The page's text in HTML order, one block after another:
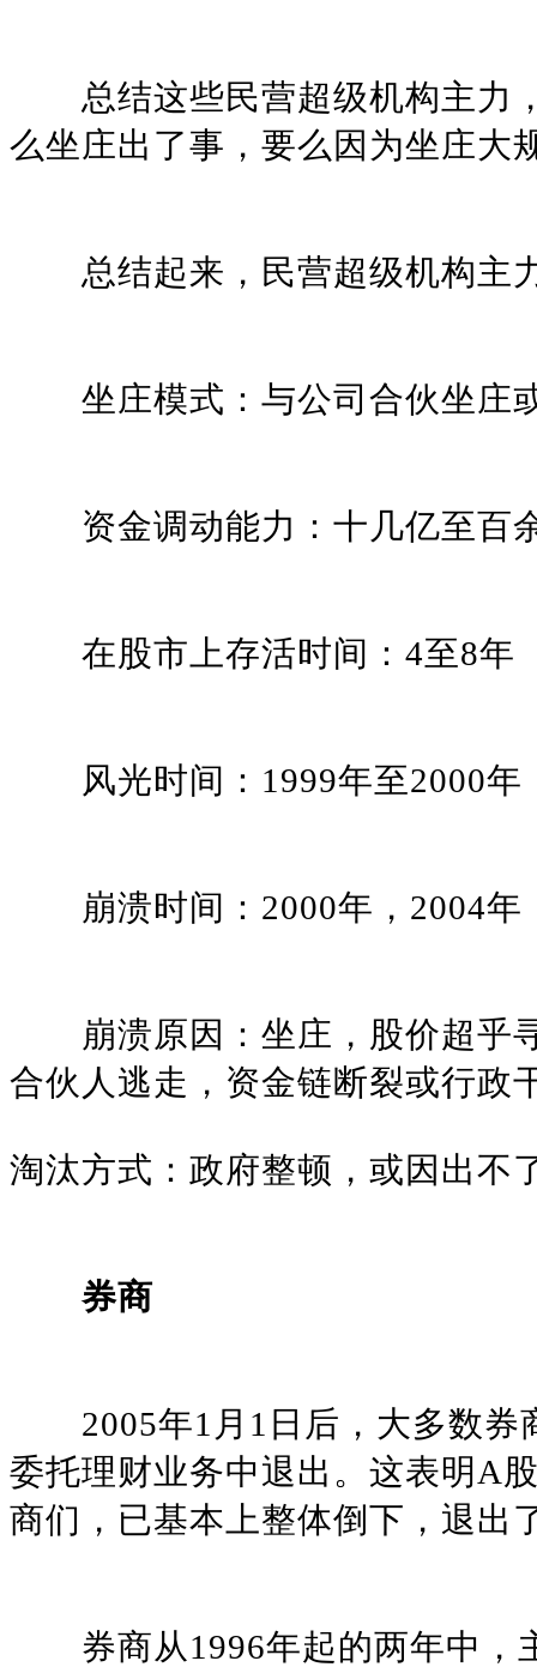
总结这些民营超级机构主力
么坐庄出了事，要么因为坐庄大
总结起来，民营超级机构主
坐庄模式：与公司合伙坐庄
资金调动能力：十几亿至百
在股市上存活时间：4至8年
风光时间：1999年至2000年
崩溃时间：2000年，2004年
崩溃原因：坐庄，股价超乎
合伙人逃走，资金链断裂或行政
淘汰方式：政府整顿，或因出不
券商
2005年1月1日后，大多数券
委托理财业务中退出。这表明A
商们，已基本上整体倒下，退出
券商从1996年起的两年中，